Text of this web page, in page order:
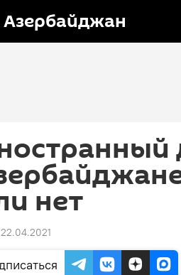
Азербайджан
нет